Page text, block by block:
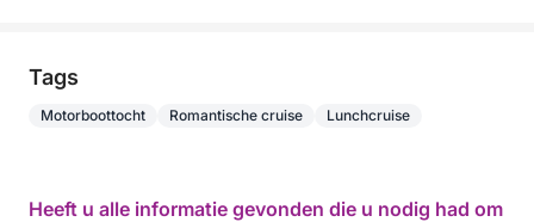
Tags
Motorboottocht Romantische cruise Lunchcruise
Heeft u alle informatie gevonden die u nodig had om